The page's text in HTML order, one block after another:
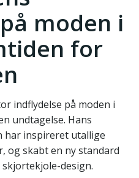
moden i
for
indflydelse på moden i
undtagelse. Hans
har inspireret utallige
og skabt en ny standard
design.